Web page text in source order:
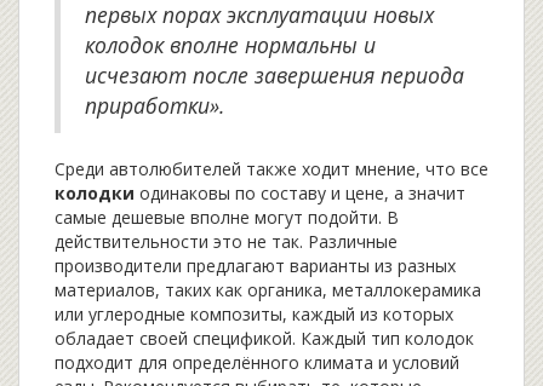
первых порах эксплуатации новых
колодок вполне нормальны и
исчезают после завершения периода
приработки».
Среди автолюбителей также ходит мнение, что все
колодки одинаковы по составу и цене, а значит
самые дешевые вполне могут подойти. В
действительности это не так. Различные
производители предлагают варианты из разных
материалов, таких как органика, металлокерамика
или углеродные композиты, каждый из которых
обладает своей спецификой. Каждый тип колодок
подходит для определённого климата и условий